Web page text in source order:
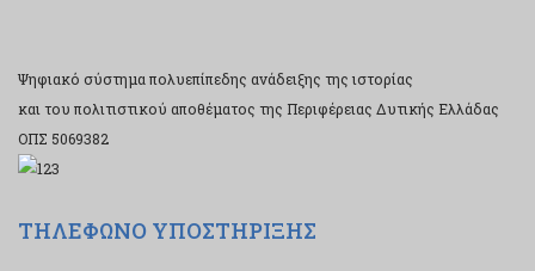
Ψηφιακό σύστημα πολυεπίπεδης ανάδειξης της ιστορίας
και του πολιτιστικού αποθέματος της Περιφέρειας Δυτικής Ελλάδας
ΟΠΣ 5069382
ΤΗΛΕΦΩΝΟ ΥΠΟΣΤΗΡΙΞΗΣ